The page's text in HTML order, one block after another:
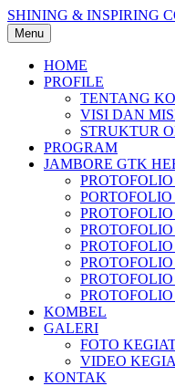
Skip
to
content
SHINING & INSPIRING
Menu
HOME
PROFILE
TENTANG
VISI DAN
STRUKTUR
PROGRAM
JAMBORE GTK
PROTOFOLIO
PORTOFOLIO
PROTOFOLIO
PROTOFOLIO
PROTOFOLIO
PROTOFOLIO
PROTOFOLIO
PROTOFOLIO
KOMBEL
GALERI
FOTO
VIDEO
KONTAK